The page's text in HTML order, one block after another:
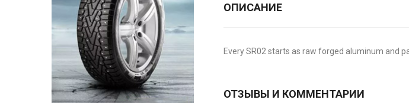
ОПИСАНИЕ
Every SR02 starts as raw forged aluminum and
ОТЗЫВЫ И КОММЕНТАРИИ